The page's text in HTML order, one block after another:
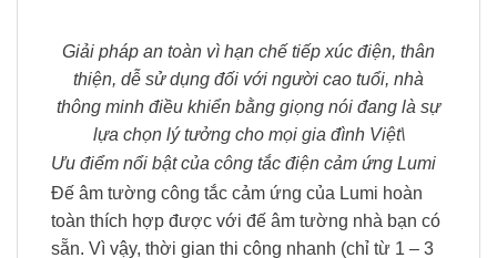
Giải pháp an toàn vì hạn chế tiếp xúc điện, thân
thiện, dễ sử dụng đối với người cao tuổi, nhà
thông minh điều khiển bằng giọng nói đang là sự
lựa chọn lý tưởng cho mọi gia đình Việt\
Ưu điểm nổi bật của công tắc điện cảm ứng Lumi
Đế âm tường công tắc cảm ứng của Lumi hoàn
toàn thích hợp được với đế âm tường nhà bạn có
sẵn. Vì vậy, thời gian thi công nhanh (chỉ từ 1 – 3